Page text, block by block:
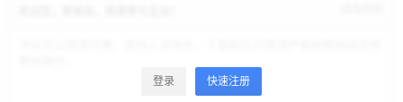
登录 快速注册